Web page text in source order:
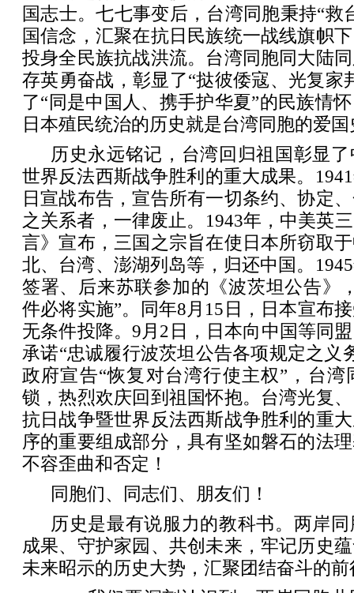
国志士。七七事变后，台湾同胞秉持“救
国信念，汇聚在抗日民族统一战线旗帜
投身全民族抗战洪流。台湾同胞同大陆
存英勇奋战，彰显了“挞彼倭寇、光复家
了“同是中国人、携手护华夏”的民族情
日本殖民统治的历史就是台湾同胞的爱国
历史永远铭记，台湾回归祖国彰显
世界反法西斯战争胜利的重大成果。
日宣战布告，宣告所有一切条约、协定
之关系者，一律废止。1943年，中美英
言》宣布，三国之宗旨在使日本所窃取
北、台湾、澎湖列岛等，归还中国。
签署、后来苏联参加的《波茨坦公告》
件必将实施”。同年8月15日，日本宣布
无条件投降。9月2日，日本向中国等同
承诺“忠诚履行波茨坦公告各项规定之义
政府宣告“恢复对台湾行使主权”，台
锁，热烈欢庆回到祖国怀抱。台湾光复
抗日战争暨世界反法西斯战争胜利的重
序的重要组成部分，具有坚如磐石的法
不容歪曲和否定！
同胞们、同志们、朋友们！
历史是最有说服力的教科书。两岸
成果、守护家园、共创未来，牢记历史
未来昭示的历史大势，汇聚团结奋斗的